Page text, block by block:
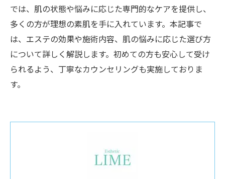
では、肌の状態や悩みに応じた専門的なケアを提供し、
多くの方が理想の素肌を手に入れています。本記事で
は、エステの効果や施術内容、肌の悩みに応じた選び方
について詳しく解説します。初めての方も安心して受け
られるよう、丁寧なカウンセリングも実施しておりま
す。